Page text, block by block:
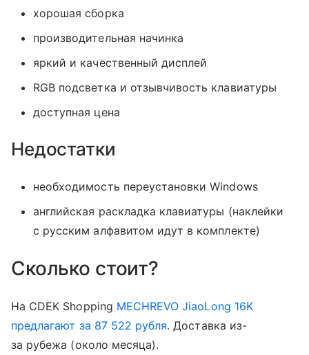
хорошая сборка
производительная начинка
яркий и качественный дисплей
RGB подсветка и отзывчивость клавиатуры
доступная цена
Недостатки
необходимость переустановки Windows
английская раскладка клавиатуры (наклейки
с русским алфавитом идут в комплекте)
Сколько стоит?
На CDEK Shopping MECHREVO JiaoLong 16K
предлагают за 87 522 рубля. Доставка из-
за рубежа (около месяца).